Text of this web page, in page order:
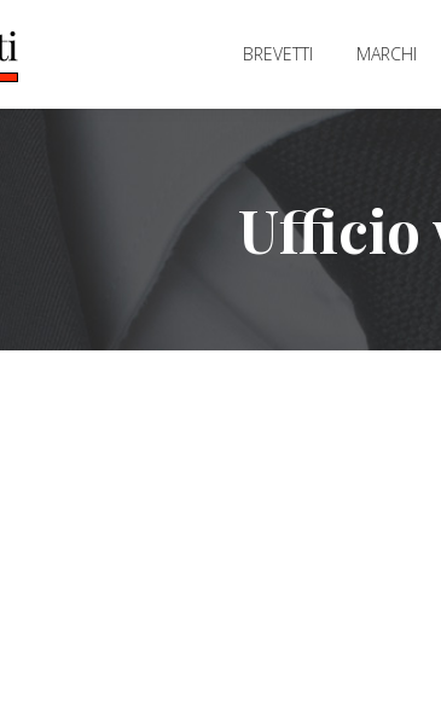
BREVETTI MARCHI
Ufficio